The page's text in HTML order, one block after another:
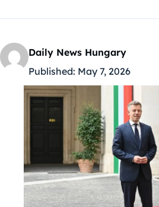
Daily News Hungary
Published: May 7, 2026